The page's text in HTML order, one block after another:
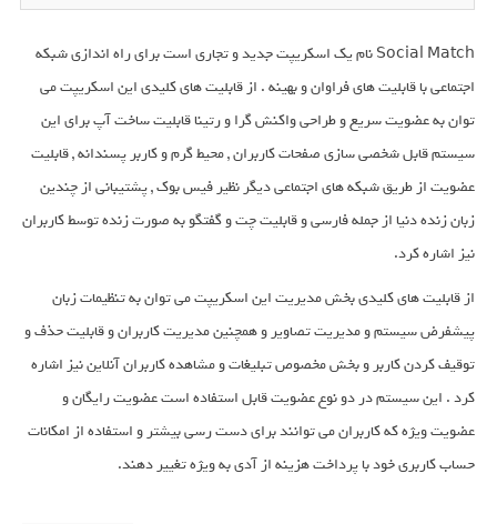
Social Match نام یک اسکریپت جدید و تجاری است برای راه اندازی شبکه
اجتماعی با قابلیت های فراوان و بهینه . از قابلیت های کلیدی این اسکریپت می
توان به عضویت سریع و طراحی واکنش گرا و رتینا قابلیت ساخت آپ برای این
سیستم قابل شخصی سازی صفحات کاربران , محیط گرم و کاربر پسندانه , قابلیت
عضویت از طریق شبکه های اجتماعی دیگر نظیر فیس بوک , پشتیبانی از چندین
زبان زنده دنیا از جمله فارسی و قابلیت چت و گفتگو به صورت زنده توسط کاربران
نیز اشاره کرد.
از قابلیت های کلیدی بخش مدیریت این اسکریپت می توان به تنظیمات زبان
پیشفرض سیستم و مدیریت تصاویر و همچنین مدیریت کاربران و قابلیت حذف و
توقیف کردن کاربر و بخش مخصوص تبلیغات و مشاهده کاربران آنلاین نیز اشاره
کرد . این سیستم در دو نوع عضویت قابل استفاده است عضویت رایگان و
عضویت ویژه که کاربران می توانند برای دست رسی بیشتر و استفاده از امکانات
حساب کاربری خود با پرداخت هزینه از آدی به ویژه تغییر دهند.